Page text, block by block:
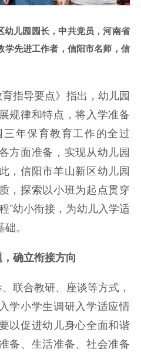
儿园园长，中共党员，河南省
学先进工作者，信阳市名师，信
育指导要点》指出，幼儿园
规律和特点，将入学准备
年保育教育工作的全过
方面准备，实现从幼儿园
，信阳市羊山新区幼儿园
，探索以小班为起点贯穿
”幼小衔接，为幼儿入学适
。
确立衔接方向
联合教研、座谈等方式，
学小学生调研入学适应情
以促进幼儿身心全面和谐
备、生活准备、社会准备